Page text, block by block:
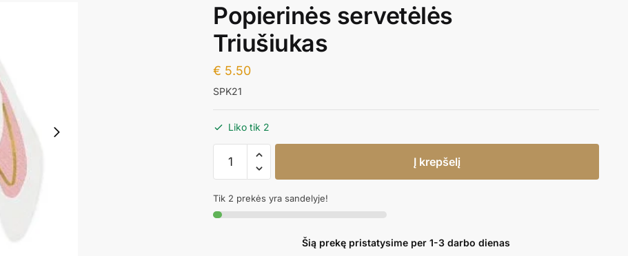
Popierinės servetėlės
Triušiukas
€ 5.50
SPK21
Liko tik 2
produkto
kiekis:
servetėlės
Triušiukas
Į krepšelį
Tik 2 prekės yra sandelyje!
Šią prekę pristatysime per 1-3 darbo dienas